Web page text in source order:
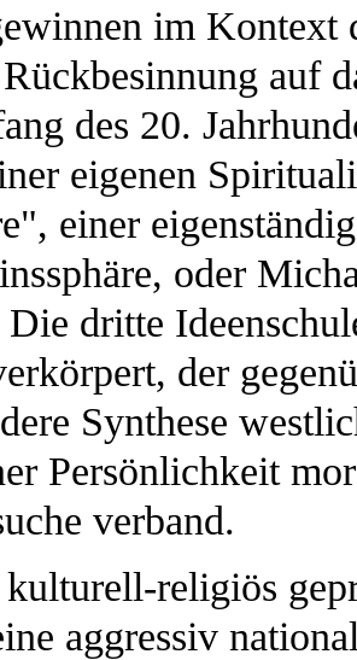
im
auf
des 20.
eigenen
einer
oder
dritte
der
Synthese
Persönlichkeit
verband.
religiös
aggressiv